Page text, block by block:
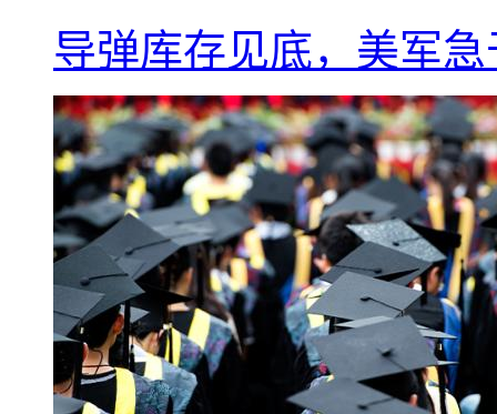
导弹库存见底，美军